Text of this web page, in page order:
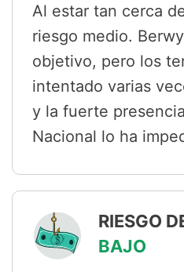
Al estar tan cerca
riesgo medio.
objetivo, pero los
intentado varias
y la fuerte
Nacional lo ha
RIESGO
BAJO